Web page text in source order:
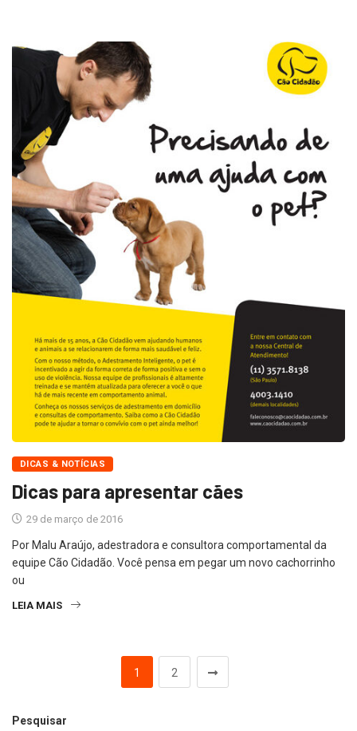
DICAS & NOTÍCIAS
Dicas para apresentar cães
29 de março de 2016
Por Malu Araújo, adestradora e consultora comportamental da
equipe Cão Cidadão. Você pensa em pegar um novo cachorrinho
ou
LEIA MAIS
1 2
Pesquisar